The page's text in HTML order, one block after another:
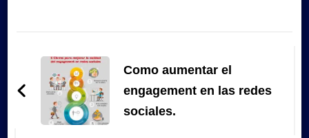
entradas
Como aumentar el
engagement en las redes
sociales.